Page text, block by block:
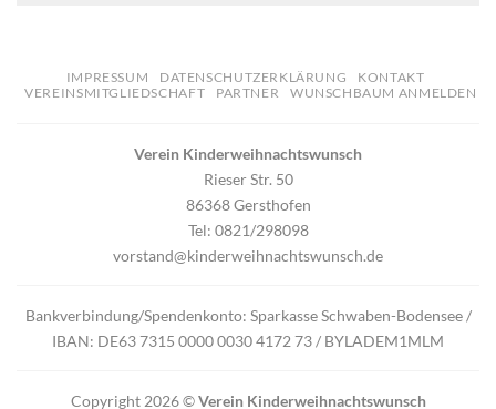
IMPRESSUM DATENSCHUTZERKLÄRUNG
KONTAKT
VEREINSMITGLIEDSCHAFT
PARTNER WUNSCHBAUM ANMELDEN
Verein Kinderweihnachtswunsch
Rieser Str. 50
86368 Gersthofen
Tel: 0821/298098
vorstand@kinderweihnachtswunsch.de
Bankverbindung/Spendenkonto: Sparkasse Schwaben-Bodensee /
IBAN: DE63 7315 0000 0030 4172 73 / BYLADEM1MLM
Copyright 2026 ©Verein Kinderweihnachtswunsch